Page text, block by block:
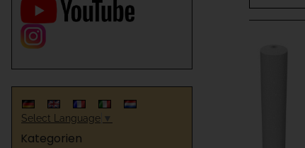
Select Language ▼
Kategorien